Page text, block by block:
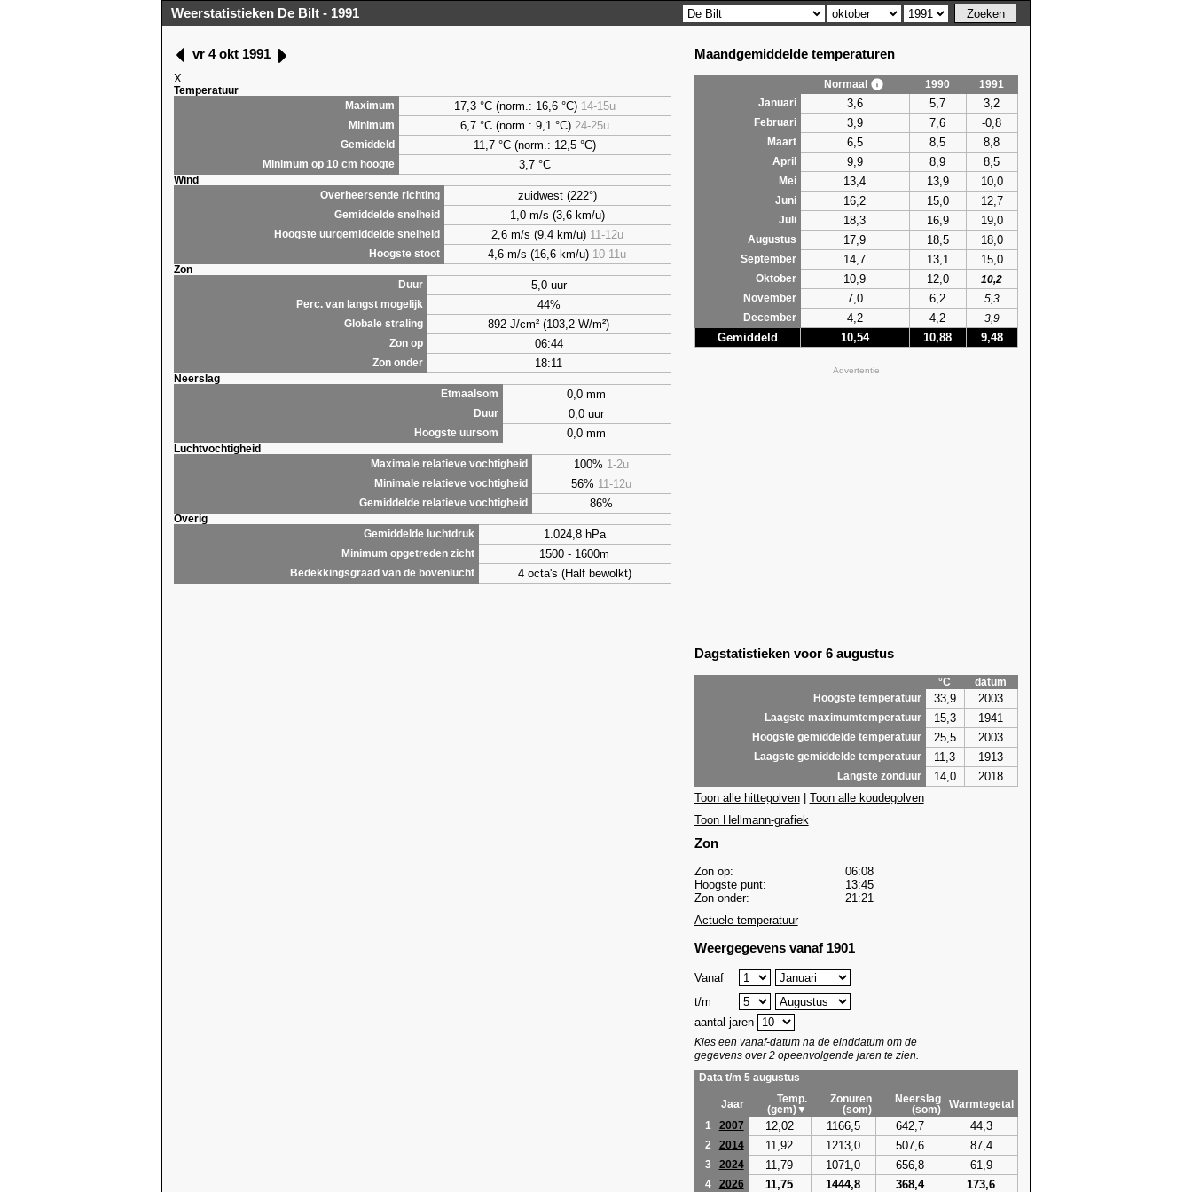
Weerstatistieken De Bilt - 1991
vr 4 okt 1991
X
Temperatuur
Maximum
17,3 °C (norm.: 16,6 °C) 14-15u
Minimum 6,7°C (norm.: 9,1 °C) 24-25u
Gemiddeld 11,7 °C (norm.: 12,5 °C)
Minimum op 10 cm hoogte 3,7°C
Wind
Overheersende richting
zuidwest (222°)
Gemiddelde snelheid 1,0 m/s (3,6 km/u)
Hoogste uurgemiddelde snelheid 2,6 m/s (9,4 km/u) 11-12u
Hoogste stoot 4,6 m/s (16,6 km/u) 10-11u
Zon
Duur
5,0 uur
Perc. van langst mogelijk 44%
Globale straling 892 J/cm² (103,2 W/m²)
Zon op 06:44
Zon onder 18:11
Neerslag
Etmaalsom
0,0 mm
Duur 0,0 uur
Hoogste uursom 0,0 mm
Luchtvochtigheid
Maximale relatieve vochtigheid
100% 1-2u
Minimale relatieve vochtigheid 56% 11-12u
Gemiddelde relatieve vochtigheid 86%
Overig
Gemiddelde luchtdruk
1.024,8 hPa
Minimum opgetreden zicht 1500 - 1600m
Bedekkingsgraad van de bovenlucht 4 octa's (Half bewolkt)
Maandgemiddelde temperaturen
Normaal 1990
1991
Januari
3,6 5,7 3,2
Februari 3,9 7,6 -0,8
Maart 6,5 8,5 8,8
April 9,9 8,9 8,5
Mei 13,4 13,9 10,0
Juni 16,2 15,0 12,7
Juli 18,3 16,9 19,0
Augustus 17,9 18,5 18,0
September 14,7 13,1 15,0
Oktober 10,9 12,0
10,2
November
7,0 6,2
5,3
December
4,2 4,2 3,9
Gemiddeld 10,54 10,88 9,48
Advertentie
Dagstatistieken voor 6 augustus
°C
datum
Hoogste temperatuur
33,9 2003
Laagste maximumtemperatuur 15,3 1941
Hoogste gemiddelde temperatuur 25,5 2003
Laagste gemiddelde temperatuur 11,3 1913
Langste zonduur 14,0
2018
Toon alle hittegolven| Toon alle koudegolven
Toon Hellmann-grafiek
Zon
Zon op:
06:08
Hoogste punt:
13:45
Zon onder:
21:21
Actuele temperatuur
Weergegevens vanaf 1901
Vanaf
t/m
aantal jaren
Kies een vanaf-datum na de einddatum om de
gegevens over 2 opeenvolgende jaren te zien.
Data t/m 5 augustus
Jaar
Temp.
(gem)▼
Zonuren
(som)
Neerslag
(som)
Warmtegetal
1
2007 12,02 1166,5 642,7 44,3
2 2014 11,92 1213,0 507,6 87,4
3 2024 11,79 1071,0 656,8 61,9
4 2026 11,75 1444,8 368,4 173,6